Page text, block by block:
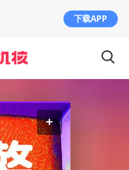
下载APP